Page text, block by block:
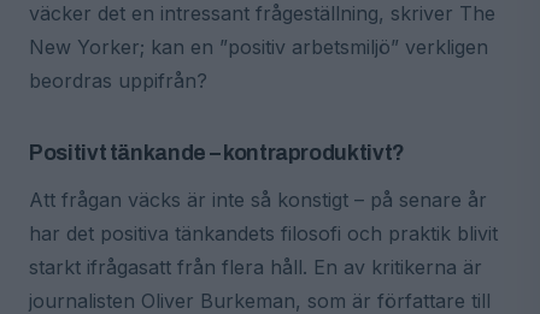
väcker det en intressant frågeställning, skriver The
New Yorker; kan en ”positiv arbetsmiljö” verkligen
beordras uppifrån?
Positivt tänkande – kontraproduktivt?
Att frågan väcks är inte så konstigt – på senare år
har det positiva tänkandets filosofi och praktik blivit
starkt ifrågasatt från flera håll. En av kritikerna är
journalisten Oliver Burkeman, som är författare till